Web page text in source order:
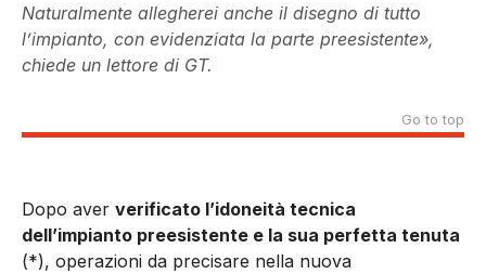
Naturalmente allegherei anche il disegno di tutto
l’impianto, con evidenziata la parte preesistente»,
chiede un lettore di GT.
Go to top
Dopo aver verificato l’idoneità tecnica
dell’impianto preesistente e la sua perfetta tenuta
(*), operazioni da precisare nella nuova